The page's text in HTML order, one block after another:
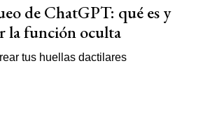
de ChatGPT: qué es y
la función oculta